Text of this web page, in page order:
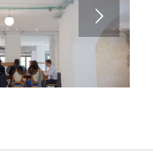
1 2 3